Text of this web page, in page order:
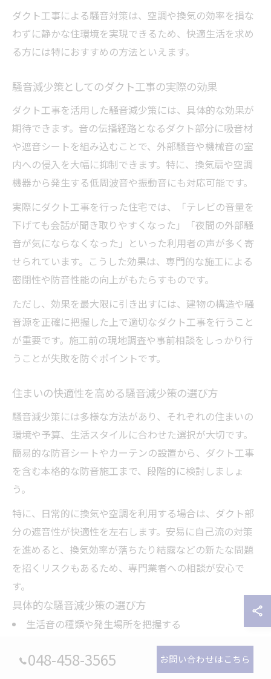
ダクト工事による騒音対策は、空調や換気の効率を損な
わずに静かな住環境を実現できるため、快適生活を求め
る方には特におすすめの方法といえます。
騒音減少策としてのダクト工事の実際の効果
ダクト工事を活用した騒音減少策には、具体的な効果が
期待できます。音の伝播経路となるダクト部分に吸音材
や遮音シートを組み込むことで、外部騒音や機械音の室
内への侵入を大幅に抑制できます。特に、換気扇や空調
機器から発生する低周波音や振動音にも対応可能です。
実際にダクト工事を行った住宅では、「テレビの音量を
下げても会話が聞き取りやすくなった」「夜間の外部騒
音が気にならなくなった」といった利用者の声が多く寄
せられています。こうした効果は、専門的な施工による
密閉性や防音性能の向上がもたらすものです。
ただし、効果を最大限に引き出すには、建物の構造や騒
音源を正確に把握した上で適切なダクト工事を行うこと
が重要です。施工前の現地調査や事前相談をしっかり行
うことが失敗を防ぐポイントです。
住まいの快適性を高める騒音減少策の選び方
騒音減少策には多様な方法があり、それぞれの住まいの
環境や予算、生活スタイルに合わせた選択が大切です。
簡易的な防音シートやカーテンの設置から、ダクト工事
を含む本格的な防音施工まで、段階的に検討しましょ
う。
特に、日常的に換気や空調を利用する場合は、ダクト部
分の遮音性が快適性を左右します。安易に自己流の対策
を進めると、換気効率が落ちたり結露などの新たな問題
を招くリスクもあるため、専門業者への相談が安心で
す。
具体的な騒音減少策の選び方
生活音の種類や発生場所を把握する
建物の構造に合った防音方法を選ぶ
ダクト工事など専門的な対策はプロに相談する
048-458-3565 お問い合わせはこちら